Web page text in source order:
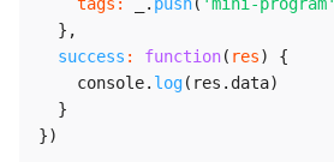
} ,
success : function( res)
{
    console
. log( res . data)
}
})